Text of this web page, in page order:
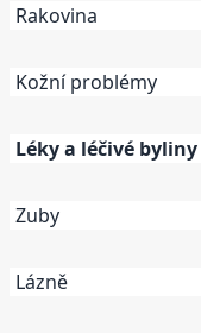
Rakovina
Kožní problémy
Léky a léčivé byliny
Zuby
Lázně